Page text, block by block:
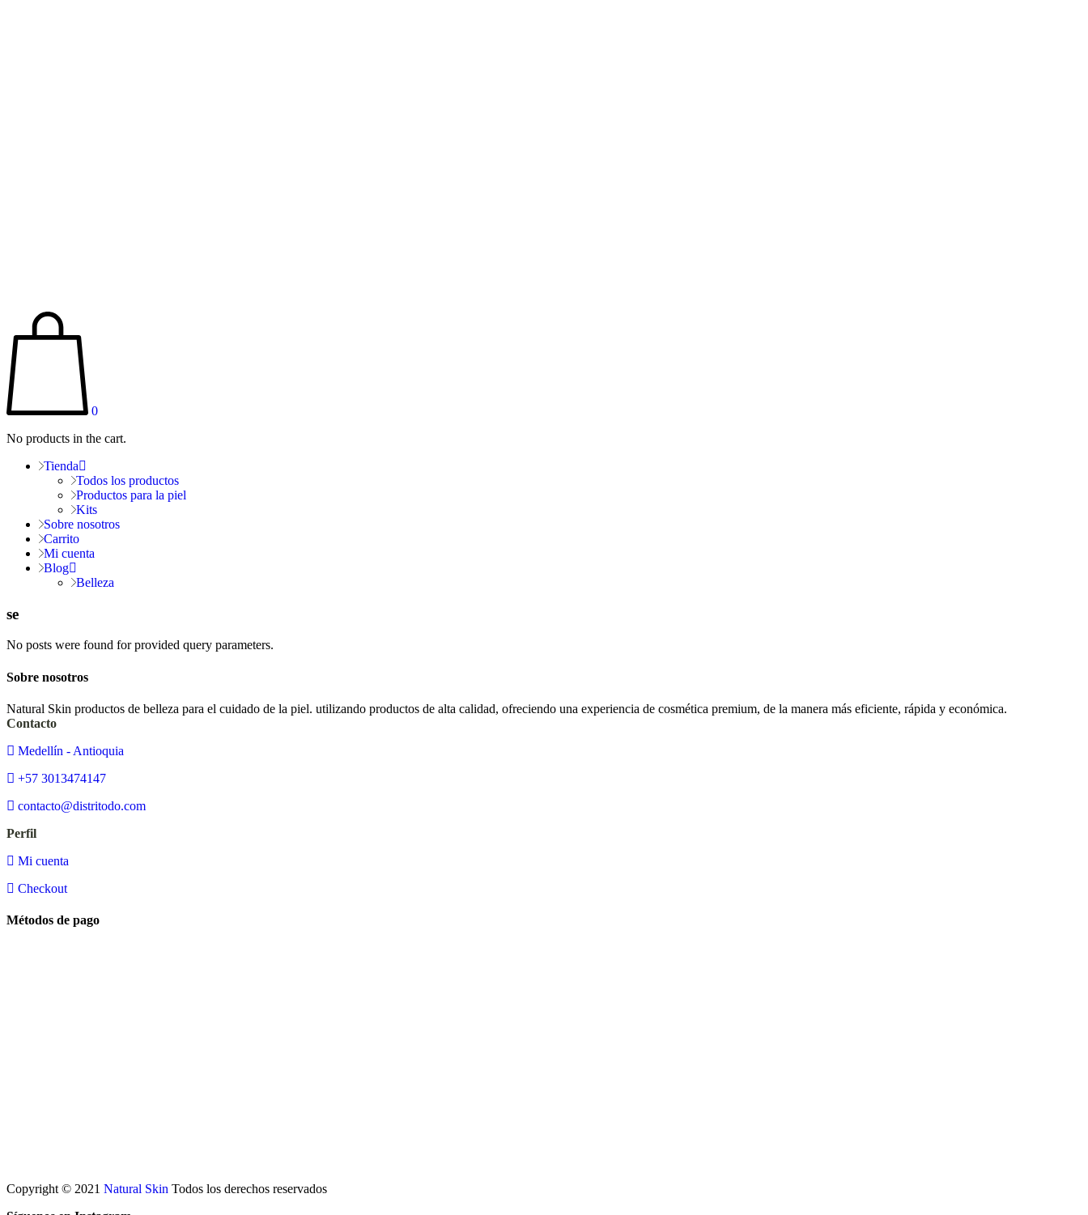
0
No products in the cart.
Tienda
Todos los productos
Productos para la piel
Kits
Sobre nosotros
Carrito
Mi cuenta
Blog
Belleza
se
No posts were found for provided query parameters.
Sobre nosotros
Natural Skin productos de belleza para el cuidado de la piel. utilizando productos de alta calidad, ofreciendo una experiencia de cosmética premium, de la manera más eficiente, rápida y económica.
Contacto
Medellín - Antioquia
+57 3013474147
contacto@distritodo.com
Perfil
Mi cuenta
Checkout
Métodos de pago
Copyright © 2021 Natural Skin Todos los derechos reservados